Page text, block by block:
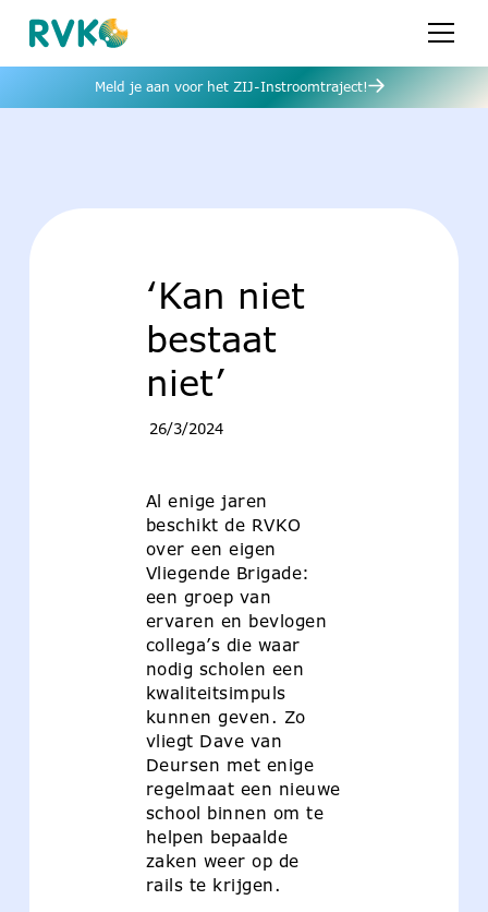
Meld je aan voor het ZIJ-Instroomtraject!
‘Kan niet
bestaat
niet’
26/3/2024
Al enige jaren
beschikt de RVKO
over een eigen
Vliegende Brigade:
een groep van
ervaren en bevlogen
collega’s die waar
nodig scholen een
kwaliteitsimpuls
kunnen geven. Zo
vliegt Dave van
Deursen met enige
regelmaat een nieuwe
school binnen om te
helpen bepaalde
zaken weer op de
rails te krijgen.